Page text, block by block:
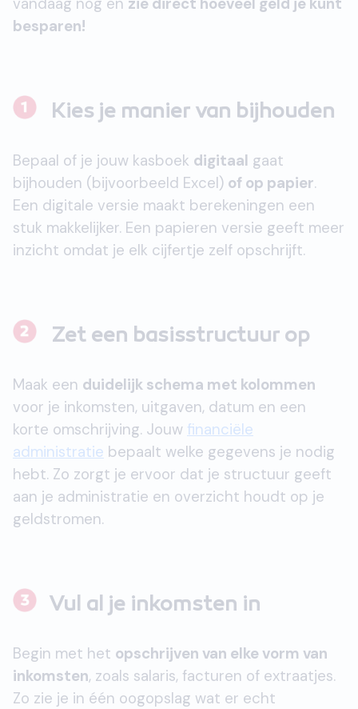
besparen!
Kies je manier van bijhouden
Bepaal of je jouw kasboek digitaal gaat
bijhouden (bijvoorbeeld Excel) of op papier.
Een digitale versie maakt berekeningen een
stuk makkelijker. Een papieren versie geeft meer
inzicht omdat je elk cijfertje zelf opschrijft.
Zet een basisstructuur op
Maak een duidelijk schema met kolommen
voor je inkomsten, uitgaven, datum en een
korte omschrijving. Jouw financiële
administratie bepaalt welke gegevens je nodig
hebt. Zo zorgt je ervoor dat je structuur geeft
aan je administratie en overzicht houdt op je
geldstromen.
Vul al je inkomsten in
Begin met het opschrijven van elke vorm van
inkomsten, zoals salaris, facturen of extraatjes.
Zo zie je in één oogopslag wat er echt